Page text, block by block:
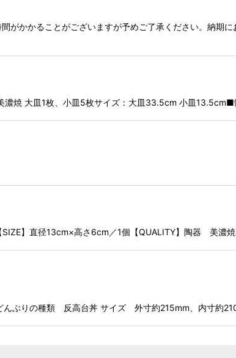
がかかることがございますが予めご了承ください。納期
焼 大皿1枚、小皿5枚サイズ：大皿33.5cm 小皿
】直径13cm×高さ6cm／1個【QUALITY】陶器 美濃
ぶりの種類 反高台丼 サイズ 外寸約215mm、内寸約